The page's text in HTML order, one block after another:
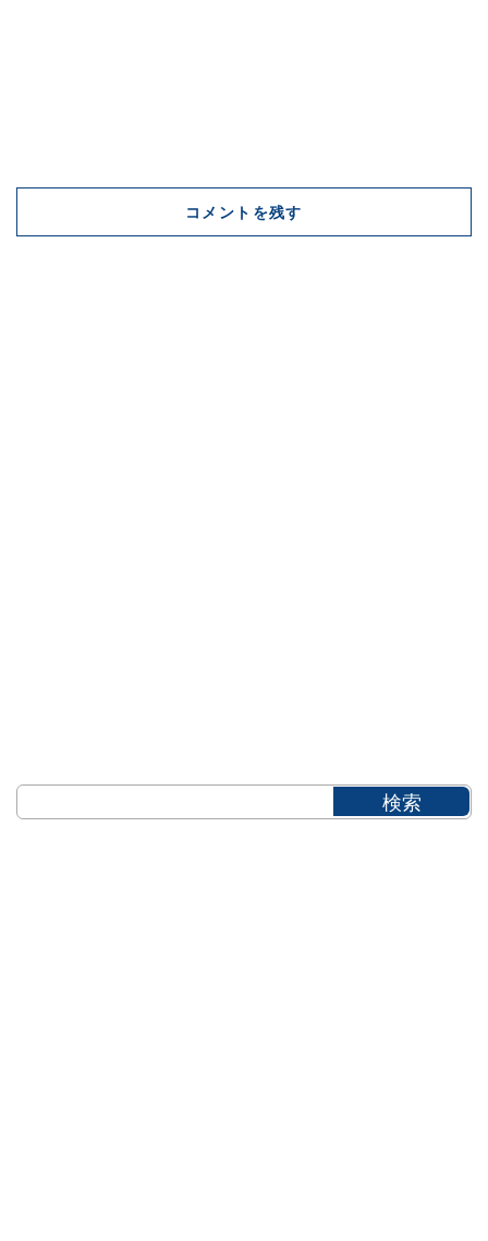
コメントを残す